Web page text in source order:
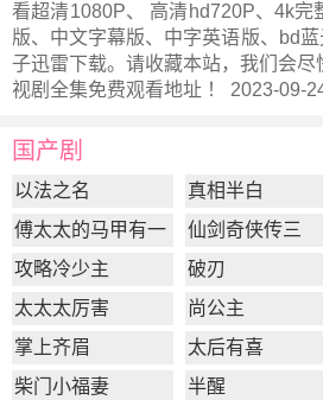
看超清1080P、 高清hd720P、4k完
版、中文字幕版、中字英语版、bd
子迅雷下载。请收藏本站，我们会尽
视剧全集免费观看地址 ！ 2023-09-
国产剧
以法之名 真相半白
傅太太的马甲有一
点多
仙剑奇侠传三
攻略冷少主
破刃
太太太厉害
尚公主
掌上齐眉
太后有喜
柴门小福妻
半醒